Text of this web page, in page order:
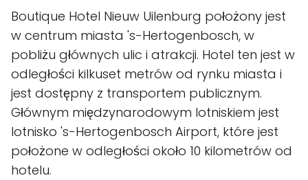
Boutique Hotel Nieuw Uilenburg położony jest
w centrum miasta 's-Hertogenbosch, w
pobliżu głównych ulic i atrakcji. Hotel ten jest w
odległości kilkuset metrów od rynku miasta i
jest dostępny z transportem publicznym.
Głównym międzynarodowym lotniskiem jest
lotnisko 's-Hertogenbosch Airport, które jest
położone w odległości około 10 kilometrów od
hotelu.